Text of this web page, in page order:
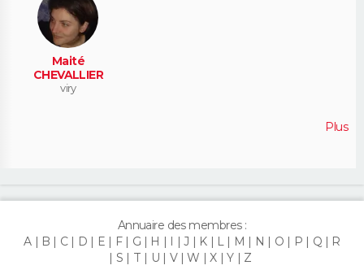
Maité
CHEVALLIER
viry
Plus
Annuaire des membres :
A
B C D E F G H J K L M N O P Q
R
S
T U V W X Y Z